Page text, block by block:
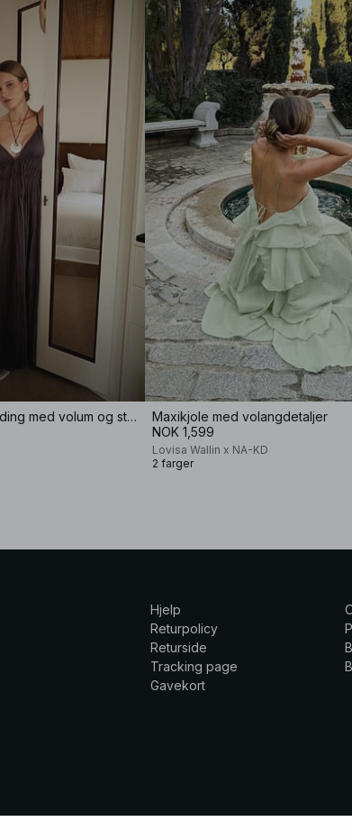
Krinklete kjole i linblanding med volum og stropper
Maxikjole med volangdetaljer
NOK 1,599
Lovisa Wallin x NA-KD
2 farger
Hjelp
Returpolicy
Returside
Tracking page
Gavekort